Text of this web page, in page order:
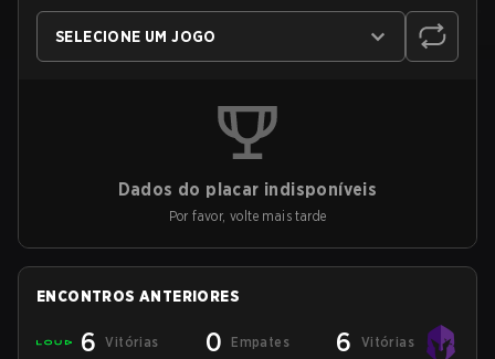
SELECIONE UM JOGO
Dados do placar indisponíveis
Por favor, volte mais tarde
ENCONTROS ANTERIORES
6 Vitórias 0 Empates 6 Vitórias